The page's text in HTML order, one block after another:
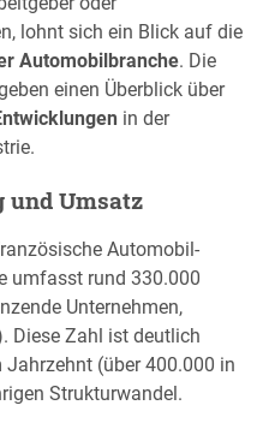
lohnt sich ein Blick auf die
Automobilbranche. Die
einen Überblick über
in der
und Umsatz
Automobil-
umfasst rund 330.000
Unternehmen,
Diese Zahl ist deutlich
(über 400.000 in
Strukturwandel.